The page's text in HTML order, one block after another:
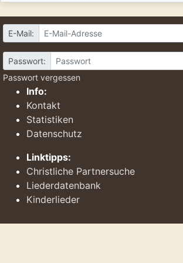
E-Mail:
Passwort:
Passwort vergessen
Info:
Kontakt
Statistiken
Datenschutz
Linktipps:
Christliche Partnersuche
Liederdatenbank
Kinderlieder